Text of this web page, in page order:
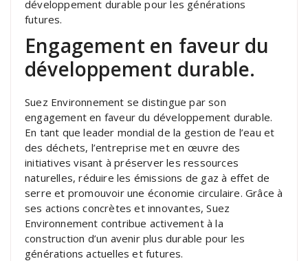
développement durable pour les générations
futures.
Engagement en faveur du
développement durable.
Suez Environnement se distingue par son
engagement en faveur du développement durable.
En tant que leader mondial de la gestion de l’eau et
des déchets, l’entreprise met en œuvre des
initiatives visant à préserver les ressources
naturelles, réduire les émissions de gaz à effet de
serre et promouvoir une économie circulaire. Grâce à
ses actions concrètes et innovantes, Suez
Environnement contribue activement à la
construction d’un avenir plus durable pour les
générations actuelles et futures.